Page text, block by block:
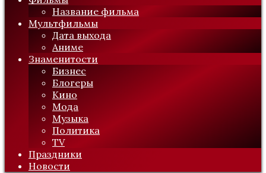
Название фильма
Мультфильмы
Дата выхода
Аниме
Знаменитости
Бизнес
Блогеры
Кино
Мода
Музыка
Политика
TV
Праздники
Новости